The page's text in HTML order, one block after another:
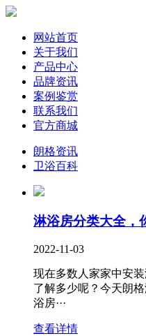
网站首页
关于我们
产品中心
品牌资讯
案例鉴赏
联系我们
官方商城
朗格资讯
卫浴百科
淋浴房分类大全，
2022-11-03
现在多数人家家中安
了解多少呢？今天朗
浴房···
查看详情